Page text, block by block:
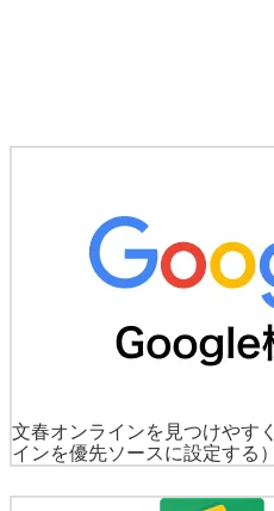
文春オンラインを見つけやす
インを優先ソースに設定する）